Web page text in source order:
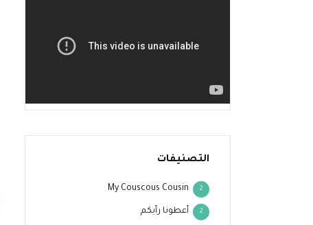
التصنيفات
My Couscous Cousin 2
أعطونا رأيكم 2